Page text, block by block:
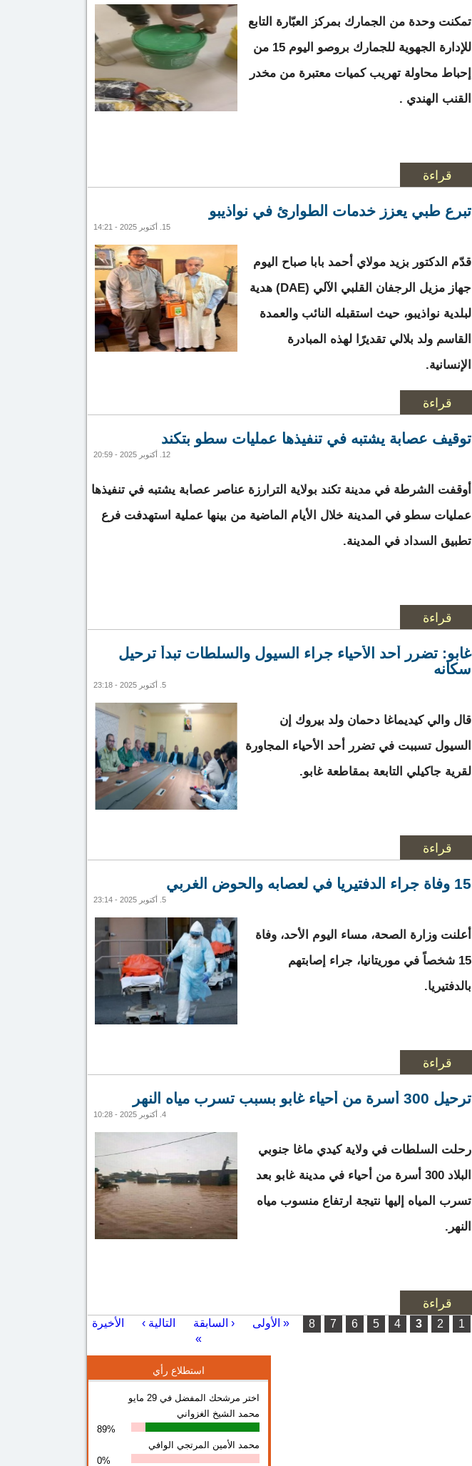
تمكنت وحدة من الجمارك بمركز العبّارة التابع
للإدارة الجهوية للجمارك بروصو اليوم 15 من
إحباط محاولة تهريب كميات معتبرة من مخدر
القنب الهندي .
قراءة
تبرع طبي يعزز خدمات الطوارئ في نواذيبو
15. أكتوبر 2025 - 14:21
قدّم الدكتور بزيد مولاي أحمد بابا صباح اليوم
جهاز مزيل الرجفان القلبي الآلي (DAE) هدية
لبلدية نواذيبو، حيث استقبله النائب والعمدة
القاسم ولد بلالي تقديرًا لهذه المبادرة
الإنسانية.
قراءة
توقيف عصابة يشتبه في تنفيذها عمليات سطو بتكند
12. أكتوبر 2025 - 20:59
أوقفت الشرطة في مدينة تكند بولاية الترارزة عناصر عصابة يشتبه في تنفيذها
عمليات سطو في المدينة خلال الأيام الماضية من بينها عملية استهدفت فرع
تطبيق السداد في المدينة.
قراءة
غابو: تضرر أحد الأحياء جراء السيول والسلطات تبدأ ترحيل
سكانه
5. أكتوبر 2025 - 23:18
قال والي كيديماغا دحمان ولد بيروك إن
السيول تسببت في تضرر أحد الأحياء المجاورة
لقرية جاكيلي التابعة بمقاطعة غابو.
قراءة
15 وفاة جراء الدفتيريا في لعصابه والحوض الغربي
5. أكتوبر 2025 - 23:14
أعلنت وزارة الصحة، مساء اليوم الأحد، وفاة
15 شخصاً في موريتانيا، جراء إصابتهم
بالدفتيريا.
قراءة
ترحيل 300 أسرة من أحياء غابو بسبب تسرب مياه النهر
4. أكتوبر 2025 - 10:28
رحلت السلطات في ولاية كيدي ماغا جنوبي
البلاد 300 أسرة من أحياء في مدينة غابو بعد
تسرب المياه إليها نتيجة ارتفاع منسوب مياه
النهر.
قراءة
المزيدحول ترحيل 300 أسرة من أحياء غابو بسبب تسرب مياه النهر الصفحات « الأولى ‹ السابقة 1
2
3
4
5
6
7
8 التالية ›
الأخيرة
»
استطلاع رأي
اختر مرشحك المفضل في 29 مايو
محمد الشيخ الغزواني
89%
محمد الأمين المرتجي الوافي
0%